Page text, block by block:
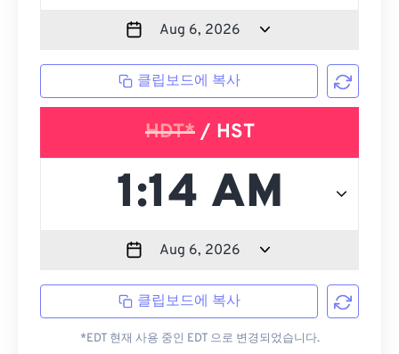
클립보드에 복사
HDT*/ HST
클립보드에 복사
*EDT 현재 사용 중인 EDT 으로 변경되었습니다.